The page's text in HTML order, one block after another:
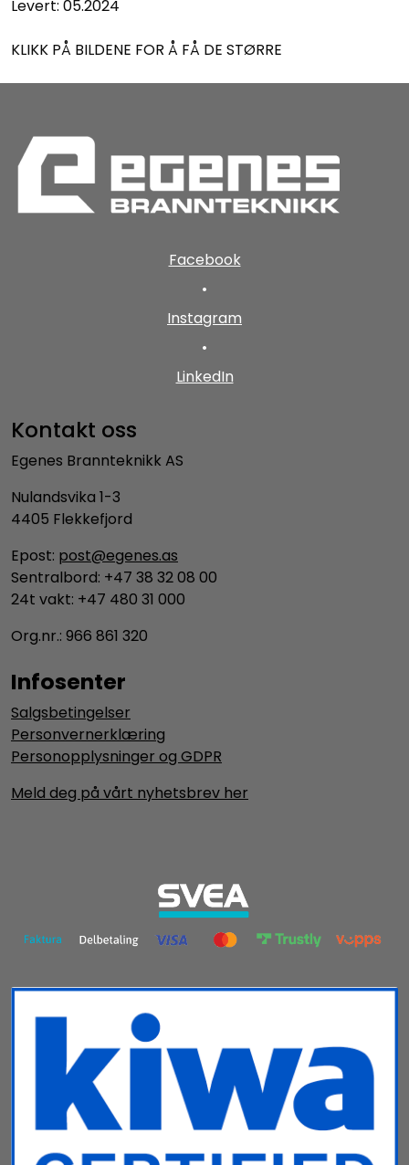
Levert: 05.2024
KLIKK PÅ BILDENE FOR Å FÅ DE STØRRE
Facebook
•
Instagram
•
LinkedIn
Kontakt oss
Egenes Brannteknikk AS
Nulandsvika 1-3
4405 Flekkefjord
Epost: post@egenes.as
Sentralbord: +47 38 32 08 00
24t vakt: +47 480 31 000
Org.nr.: 966 861 320
Infosenter
Salgsbetingelser
Personvernerklæring
Personopplysninger og GDPR
Meld deg på vårt nyhetsbrev her